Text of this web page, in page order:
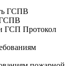
ГСПВ
Протокол